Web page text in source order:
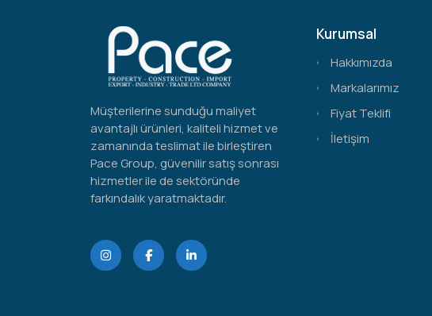
Müşterilerine sunduğu maliyet
avantajlı ürünleri, kaliteli hizmet ve
zamanında teslimat ile birleştiren
Pace Group, güvenilir satış sonrası
hizmetler ile de sektöründe
farkındalık yaratmaktadır.
Kurumsal
Hakkımızda
Markalarımız
Fiyat Teklifi
İletişim